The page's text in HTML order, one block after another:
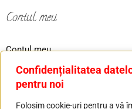
Confidențialitatea
pentru noi
Folosim cookie-uri pentru a vă
Contul meu
Contul meu
Ordin
Contact